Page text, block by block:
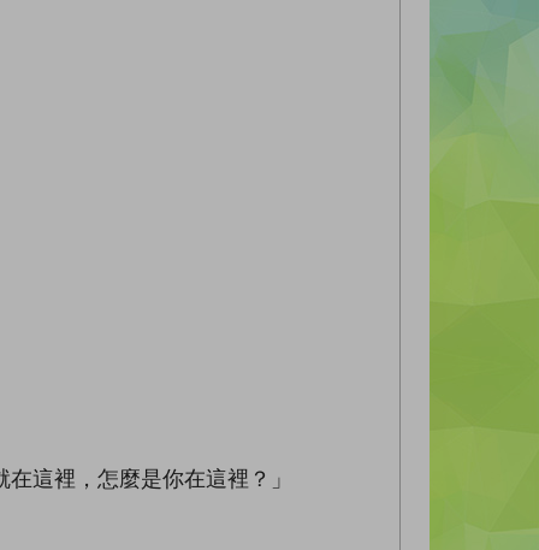
這裡，怎麼是你在這裡？」